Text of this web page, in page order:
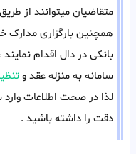
متقاضیان میتوانند از
همچنین بارگزاری
بانکی در دال اقدام
سامانه به منزله عقد و
لذا در صحت اطلاعات
دقت را داشته باشید .